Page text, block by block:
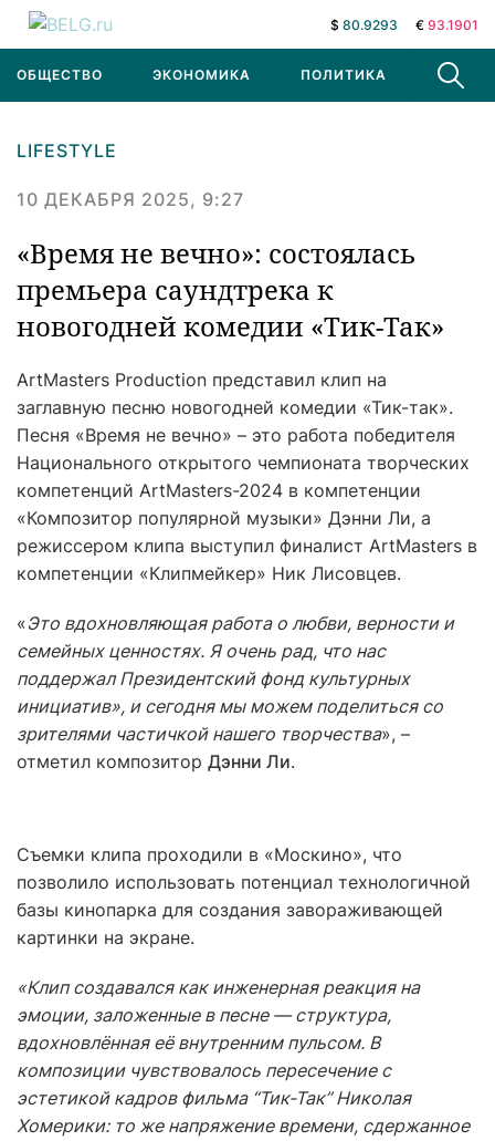
$ 80.9293 € 93.1901
ОБЩЕСТВО ЭКОНОМИКА ПОЛИТИКА В МИРЕ
LIFESTYLE
10 ДЕКАБРЯ 2025, 9:27
«Время не вечно»: состоялась
премьера саундтрека к
новогодней комедии «Тик-Так»
ArtMasters Production представил клип на
заглавную песню новогодней комедии «Тик-так».
Песня «Время не вечно» – это работа победителя
Национального открытого чемпионата творческих
компетенций ArtMasters-2024 в компетенции
«Композитор популярной музыки» Дэнни Ли, а
режиссером клипа выступил финалист ArtMasters в
компетенции «Клипмейкер» Ник Лисовцев.
«Это вдохновляющая работа о любви, верности и
семейных ценностях. Я очень рад, что нас
поддержал Президентский фонд культурных
инициатив», и сегодня мы можем поделиться со
зрителями частичкой нашего творчества», –
отметил композитор Дэнни Ли.
Съемки клипа проходили в «Москино», что
позволило использовать потенциал технологичной
базы кинопарка для создания завораживающей
картинки на экране.
«Клип создавался как инженерная реакция на
эмоции, заложенные в песне — структура,
вдохновлённая её внутренним пульсом. В
композиции чувствовалось пересечение с
эстетикой кадров фильма “Тик-Так” Николая
Хомерики: то же напряжение времени, сдержанное